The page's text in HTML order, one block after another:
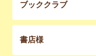
ブッククラブ
書店様